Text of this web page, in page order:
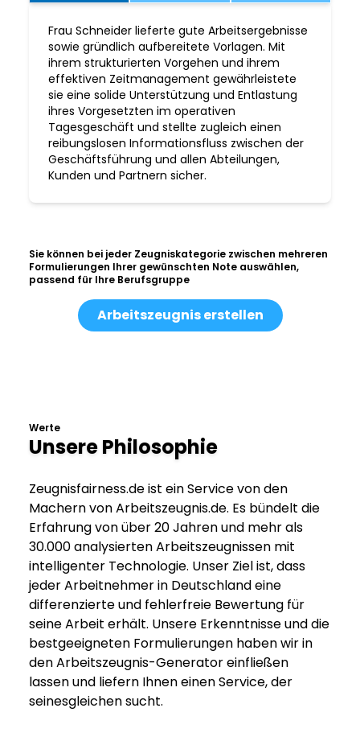
Frau Schneider lieferte gute Arbeitsergebnisse
sowie gründlich aufbereitete Vorlagen. Mit
ihrem strukturierten Vorgehen und ihrem
effektiven Zeitmanagement gewährleistete
sie eine solide Unterstützung und Entlastung
ihres Vorgesetzten im operativen
Tagesgeschäft und stellte zugleich einen
reibungslosen Informationsfluss zwischen der
Geschäftsführung und allen Abteilungen,
Kunden und Partnern sicher.
Sie können bei jeder Zeugniskategorie zwischen mehreren
Formulierungen Ihrer gewünschten Note auswählen,
passend für Ihre Berufsgruppe
Arbeitszeugnis erstellen
Werte
Unsere Philosophie
Zeugnisfairness.de ist ein Service von den
Machern von Arbeitszeugnis.de. Es bündelt die
Erfahrung von über 20 Jahren und mehr als
30.000 analysierten Arbeitszeugnissen mit
intelligenter Technologie. Unser Ziel ist, dass
jeder Arbeitnehmer in Deutschland eine
differenzierte und fehlerfreie Bewertung für
seine Arbeit erhält. Unsere Erkenntnisse und die
bestgeeigneten Formulierungen haben wir in
den Arbeitszeugnis-Generator einfließen
lassen und liefern Ihnen einen Service, der
seinesgleichen sucht.